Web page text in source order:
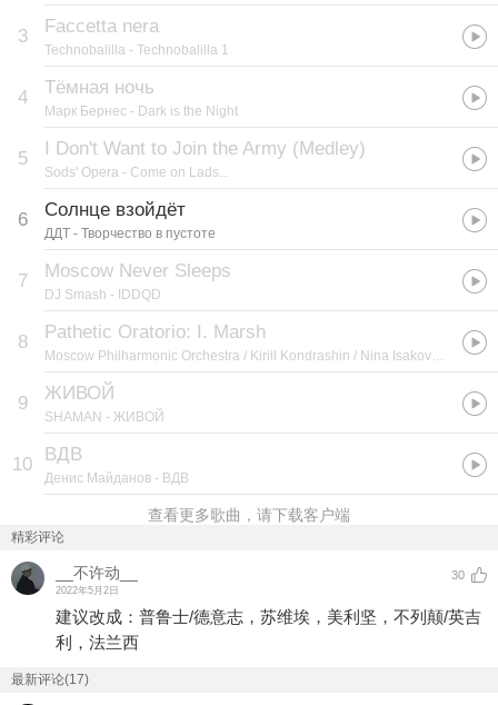
3 Faccetta nera
Technobalilla - Technobalilla 1
4 Тёмная ночь
Марк Бернес - Dark is the Night
5 I Don't Want to Join the Army (Medley)
Sods' Opera - Come on Lads...
6 Солнце взойдёт
ДДТ - Творчество в пустоте
7 Moscow Never Sleeps
DJ Smash - IDDQD
8 Pathetic Oratorio: I. Marsh
Moscow Philharmonic Orchestra / Kirill Kondrashin / Nina Isakova-
9 ЖИВОЙ
SHAMAN - ЖИВОЙ
10 ВДВ
Денис Майданов - ВДВ
查看更多歌曲，请下载客户端
精彩评论
__不许动__
2022年5月2日
30
建议改成：普鲁士/德意志，苏维埃，美利坚，不列颠/英吉
利，法兰西
最新评论(17)